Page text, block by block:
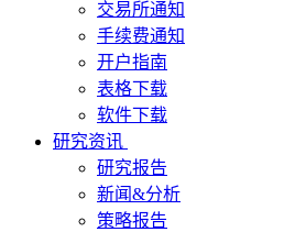
交易所通知
手续费通知
开户指南
表格下载
软件下载
研究资讯
研究报告
新闻&分析
策略报告